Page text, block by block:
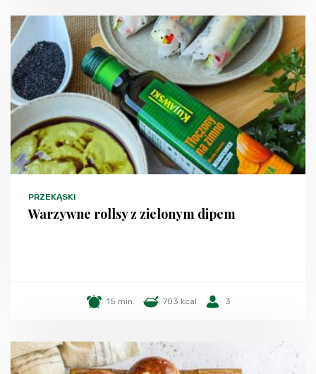
PRZEKĄSKI
Warzywne rollsy z zielonym dipem
15 min. 703 kcal 3